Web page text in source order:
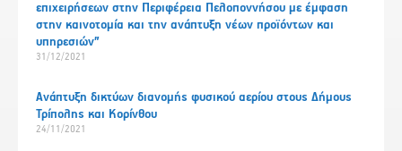
επιχειρήσεων στην Περιφέρεια Πελοποννήσου με έμφαση
στην καινοτομία και την ανάπτυξη νέων προϊόντων και
υπηρεσιών”
31/12/2021
Ανάπτυξη δικτύων διανομής φυσικού αερίου στους Δήμους
Τρίπολης και Κορίνθου
24/11/2021